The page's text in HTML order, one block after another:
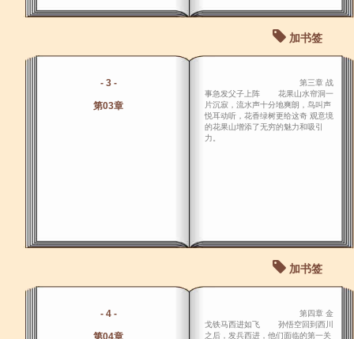
加书签
- 3 -
第03章
第三章 战
事急发父子上阵 花果山水帘洞一
片沉寂，流水声十分地爽朗，鸟叫声
悦耳动听，花香绿树更给这奇 观意境
的花果山增添了无穷的魅力和吸引
力。
加书签
- 4 -
第04章
第四章 金
戈铁马西进如飞 孙悟空回到西川
之后，发兵西进，他们面临的第一关